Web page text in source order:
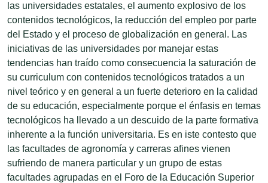
las universidades estatales, el aumento explosivo de los
contenidos tecnológicos, la reducción del empleo por parte
del Estado y el proceso de globalización en general. Las
iniciativas de las universidades por manejar estas
tendencias han traído como consecuencia la saturación de
su curriculum con contenidos tecnológicos tratados a un
nivel teórico y en general a un fuerte deterioro en la calidad
de su educación, especialmente porque el énfasis en temas
tecnológicos ha llevado a un descuido de la parte formativa
inherente a la función universitaria. Es en iste contesto que
las facultades de agronomía y carreras afines vienen
sufriendo de manera particular y un grupo de estas
facultades agrupadas en el Foro de la Educación Superior